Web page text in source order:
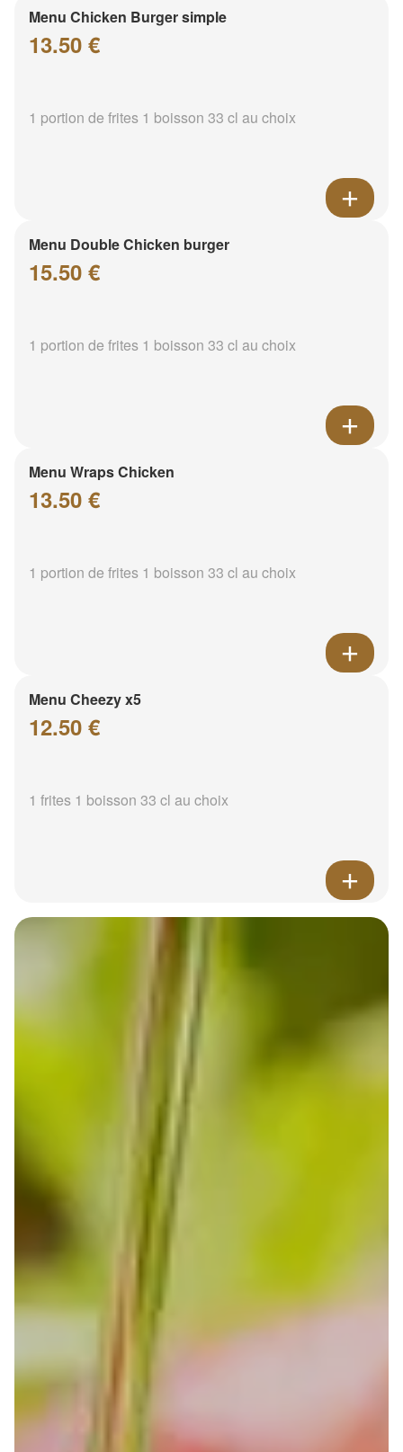
Menu Chicken Burger simple
13.50 €
1 portion de frites 1 boisson 33 cl au choix
Menu Double Chicken burger
15.50 €
1 portion de frites 1 boisson 33 cl au choix
Menu Wraps Chicken
13.50 €
1 portion de frites 1 boisson 33 cl au choix
Menu Cheezy x5
12.50 €
1 frites 1 boisson 33 cl au choix